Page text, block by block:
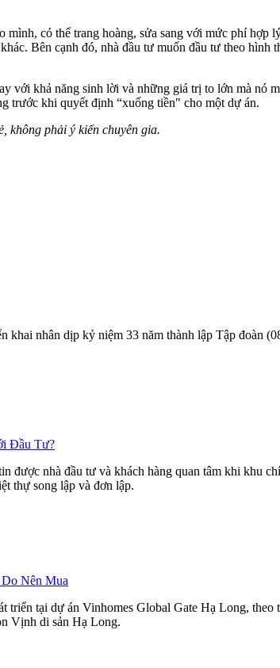
có thể trang hoàng, sửa sang với mức phí hợp
Bên cạnh đó, nhà đầu tư muốn đầu tư theo
với khả năng sinh lời và những giá trị to lớn mà nó
trước khi quyết định “xuống tiền" cho một dự án.
không phải ý kiến chuyên gia.
nhân dịp kỷ niệm 33 năm thành lập Tập đoàn
Đầu Tư?
được nhà đầu tư và khách hàng quan tâm khi khu
thự song lập và đơn lập.
Nên Mua
triển tại dự án Vinhomes Global Gate Hạ Long,
Vịnh di sản Hạ Long.